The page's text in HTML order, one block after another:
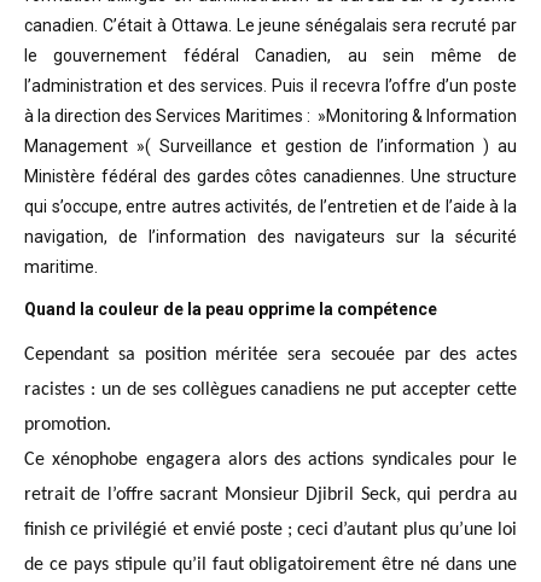
canadien. C’était à Ottawa. Le jeune sénégalais sera recruté par
le gouvernement fédéral Canadien, au sein même de
l’administration et des services. Puis il recevra l’offre d’un poste
à la direction des Services Maritimes : »Monitoring & Information
Management »( Surveillance et gestion de l’information ) au
Ministère fédéral des gardes côtes canadiennes. Une structure
qui s’occupe, entre autres activités, de l’entretien et de l’aide à la
navigation, de l’information des navigateurs sur la sécurité
maritime.
Quand la couleur de la peau opprime la compétence
Cependant sa position méritée sera secouée par des actes
racistes : un de ses collègues canadiens ne put accepter cette
promotion.
Ce xénophobe engagera alors des actions syndicales pour le
retrait de l’offre sacrant Monsieur Djibril Seck, qui perdra au
finish ce privilégié et envié poste ; ceci d’autant plus qu’une loi
de ce pays stipule qu’il faut obligatoirement être né dans une